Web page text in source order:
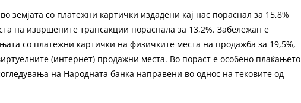
земјата со платежни картички издадени кај нас пораснал за 15,8%
на извршените трансакции пораснала за 13,2%. Забележан е
со платежни картички на физичките места на продажба за 19,5%,
(интернет) продажни места. Во пораст е особено плаќањето
на Народната банка направени во однос на тековите од